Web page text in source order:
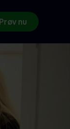
Prøv nu